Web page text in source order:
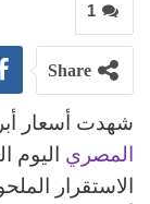
1
Share
WhatsApp
شهدت أسعار
المصري
الاستقرار